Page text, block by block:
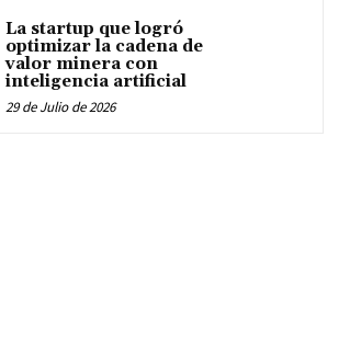
La startup que logró
optimizar la cadena de
valor minera con
inteligencia artificial
29 de Julio de 2026